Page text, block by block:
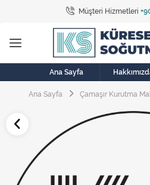
Müşteri Hizmetleri
Tüm
Bulaşık
Buzdolabı
Çamaşır
Elektrikli
Ana Sayfa
Ana Sayfa Çamaşır Kurutma